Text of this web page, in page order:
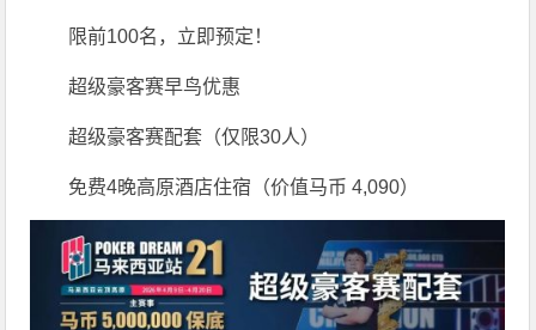
限前100名，立即预定！
超级豪客赛早鸟优惠
超级豪客赛配套（仅限30人）
免费4晚高原酒店住宿（价值马币 4,090）